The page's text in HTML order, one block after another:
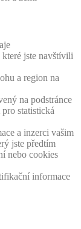
jste navštívili
a region na
na podstránce
statistická
a inzerci vašim
jste předtím
nebo cookies
informace